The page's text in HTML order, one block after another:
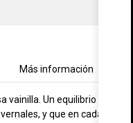
Más información
vainilla. Un equilibrio
y que en cada